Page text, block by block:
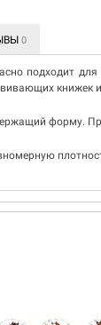
0
подходит для
книжек
форму.